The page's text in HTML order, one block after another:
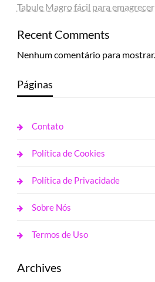
Tabule Magro fácil para emagrecer
Recent Comments
Nenhum comentário para mostrar.
Páginas
Contato
Política de Cookies
Política de Privacidade
Sobre Nós
Termos de Uso
Archives